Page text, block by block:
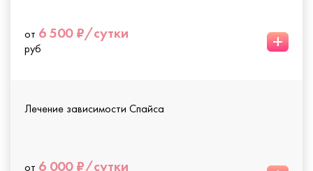
от 6 500 ₽/сутки
руб +
Лечение зависимости Спайса
от 6 000 ₽/сутки